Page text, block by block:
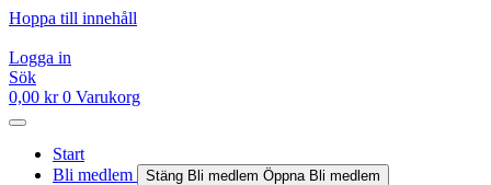
Hoppa till innehåll
Logga in
Sök
0,00 kr 0 Varukorg
Start
Bli medlem
Stäng Bli medlem Öppna Bli medlem